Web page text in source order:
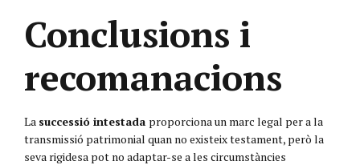
Conclusions i
recomanacions
La successió intestada proporciona un marc legal per a la
transmissió patrimonial quan no existeix testament, però la
seva rigidesa pot no adaptar-se a les circumstàncies